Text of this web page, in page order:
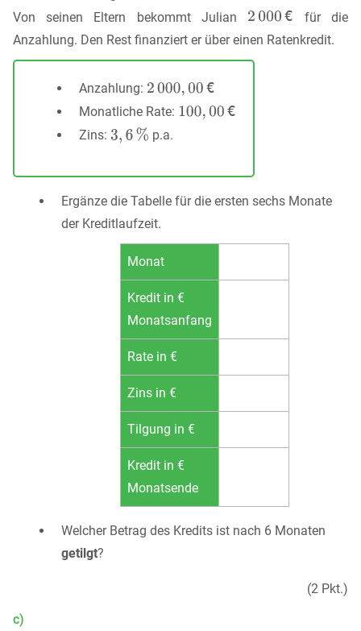
Von seinen Eltern bekommt Julian
für die
Anzahlung. Den Rest finanziert er über einen Ratenkredit.
Anzahlung:
Monatliche Rate:
Zins:
p.a.
Ergänze die Tabelle für die ersten sechs Monate
der Kreditlaufzeit.
Monat
Kredit in €
Monatsanfang
Rate in €
Zins in €
Tilgung in €
Kredit in €
Monatsende
Welcher Betrag des Kredits ist nach 6 Monaten
getilgt?
(2 Pkt.)
c)